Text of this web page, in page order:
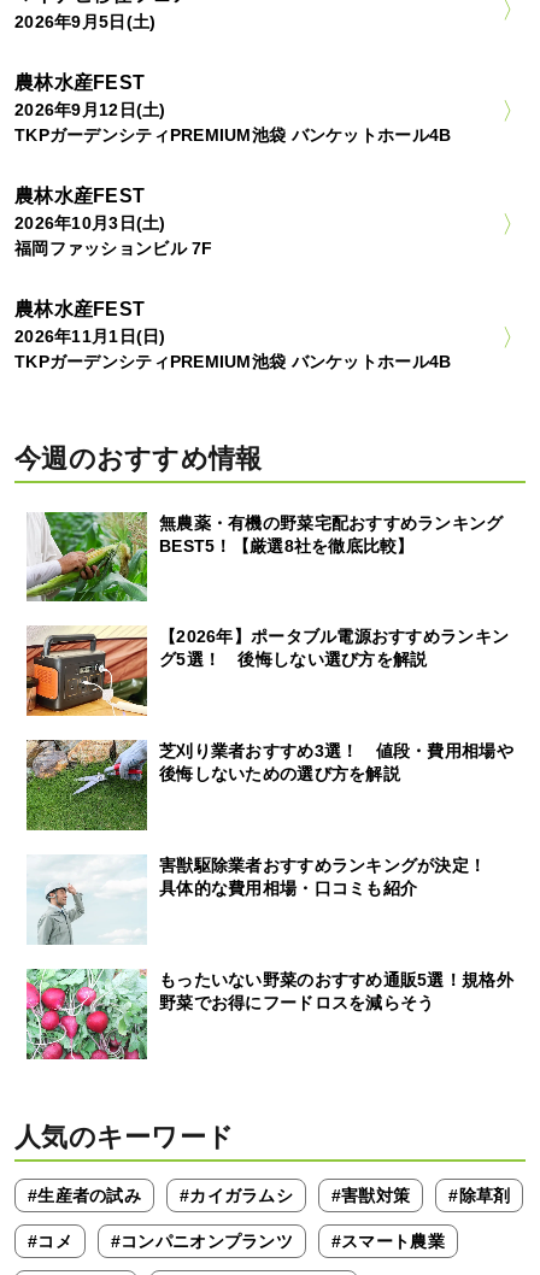
2026年9月5日(土)
農林水産FEST
2026年9月12日(土)
TKPガーデンシティPREMIUM池袋 バンケットホール4B
農林水産FEST
2026年10月3日(土)
福岡ファッションビル 7F
農林水産FEST
2026年11月1日(日)
TKPガーデンシティPREMIUM池袋 バンケットホール4B
今週のおすすめ情報
無農薬・有機の野菜宅配おすすめランキング
BEST5！【厳選8社を徹底比較】
【2026年】ポータブル電源おすすめランキン
グ5選！ 後悔しない選び方を解説
芝刈り業者おすすめ3選！ 値段・費用相場や
後悔しないための選び方を解説
害獣駆除業者おすすめランキングが決定！
具体的な費用相場・口コミも紹介
もったいない野菜のおすすめ通販5選！規格外
野菜でお得にフードロスを減らそう
人気のキーワード
#生産者の試み #カイガラムシ #害獣対策 #除草剤
#コメ #コンパニオンプランツ #スマート農業